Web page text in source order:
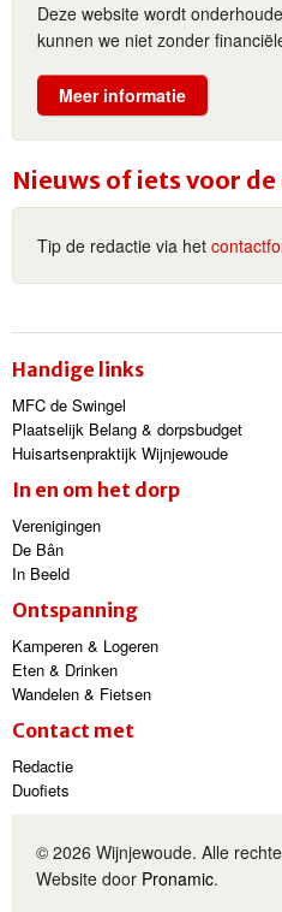
Deze website wordt
kunnen we niet zonder
Meer informatie
Nieuws of iets voor
Tip de redactie via het
Handige links
MFC de Swingel
Plaatselijk Belang & dorpsbudget
Huisartsenpraktijk Wijnjewoude
In en om het dorp
Verenigingen
De Bân
In Beeld
Ontspanning
Kamperen & Logeren
Eten & Drinken
Wandelen & Fietsen
Contact met
Redactie
Duofiets
© 2026 Wijnjewoude. Alle
Website door Pronamic.